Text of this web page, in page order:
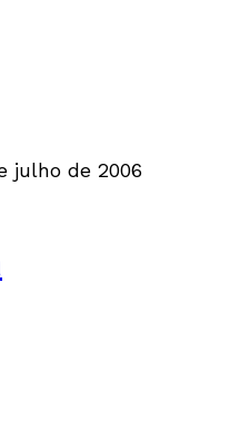
julho de 2006